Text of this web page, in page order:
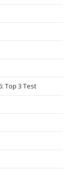
Top 3 Test